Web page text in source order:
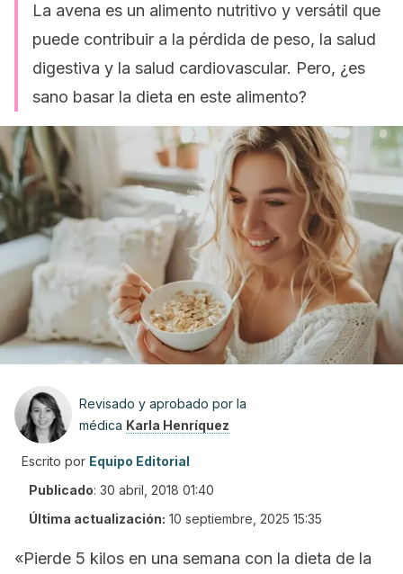
La avena es un alimento nutritivo y versátil que
puede contribuir a la pérdida de peso, la salud
digestiva y la salud cardiovascular. Pero, ¿es
sano basar la dieta en este alimento?
Revisado y aprobado por la
médica Karla Henríquez
Escrito por Equipo Editorial
Publicado: 30 abril, 2018 01:40
Última actualización: 10 septiembre, 2025 15:35
«Pierde 5 kilos en una semana con la dieta de la